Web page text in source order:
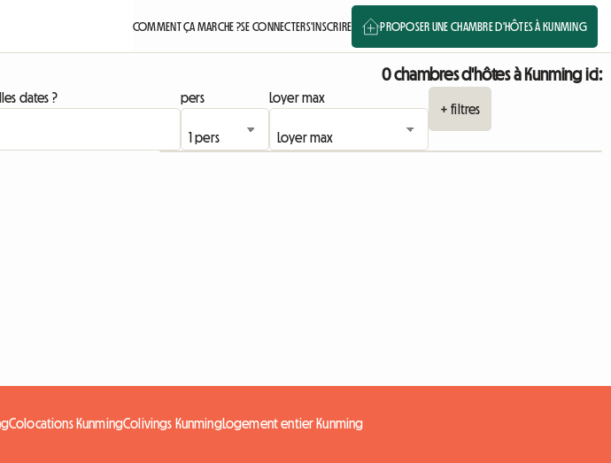
COMMENT ÇA MARCHE ?SE CONNECTERS'INSCRIRE PROPOSER UNE CHAMBRE D'HÔTES À KUNMING
0 chambres d'hôtes à Kunming ici:
dates ? pers
Loyer max
+ filtres
Colocations KunmingColivings KunmingLogement entier Kunming